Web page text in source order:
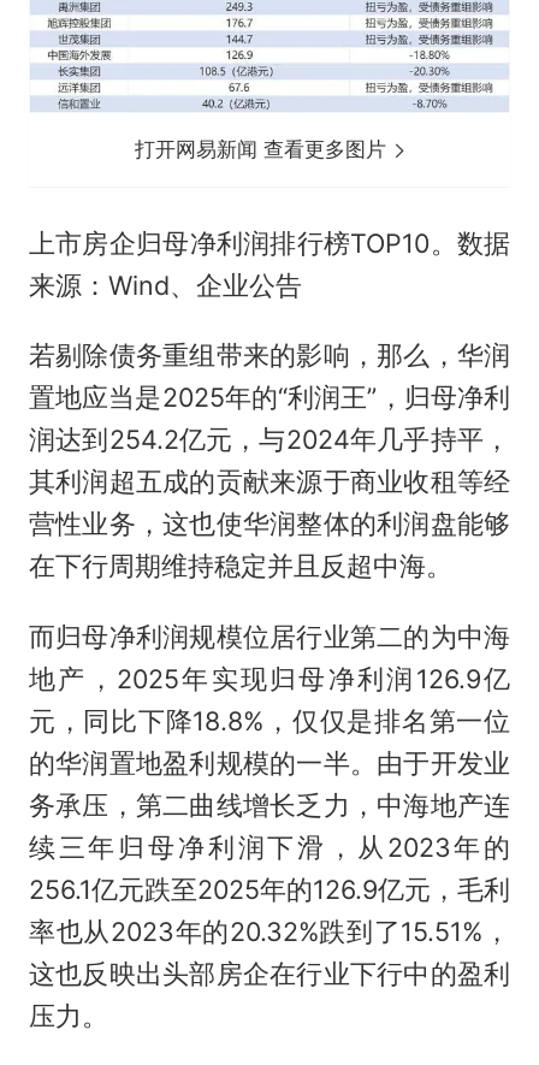
打开网易新闻 查看更多图片
上市房企归母净利润排行榜TOP10。数据
来源：Wind、企业公告
若剔除债务重组带来的影响，那么，华润
置地应当是2025年的“利润王”，归母净利
润达到254.2亿元，与2024年几乎持平，
其利润超五成的贡献来源于商业收租等经
营性业务，这也使华润整体的利润盘能够
在下行周期维持稳定并且反超中海。
而归母净利润规模位居行业第二的为中海
地产，2025年实现归母净利润126.9亿
元，同比下降18.8%，仅仅是排名第一位
的华润置地盈利规模的一半。由于开发业
务承压，第二曲线增长乏力，中海地产连
续三年归母净利润下滑，从2023年的
256.1亿元跌至2025年的126.9亿元，毛利
率也从2023年的20.32%跌到了15.51%，
这也反映出头部房企在行业下行中的盈利
压力。